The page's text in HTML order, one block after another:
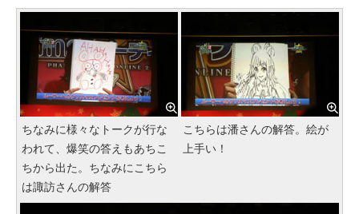
ちなみに様々なトークが行な
われて、爆笑の答えもあちこ
ちから出た。ちなみにこちら
は諏訪さんの解答
こちらは潘さんの解答。絵が
上手い！